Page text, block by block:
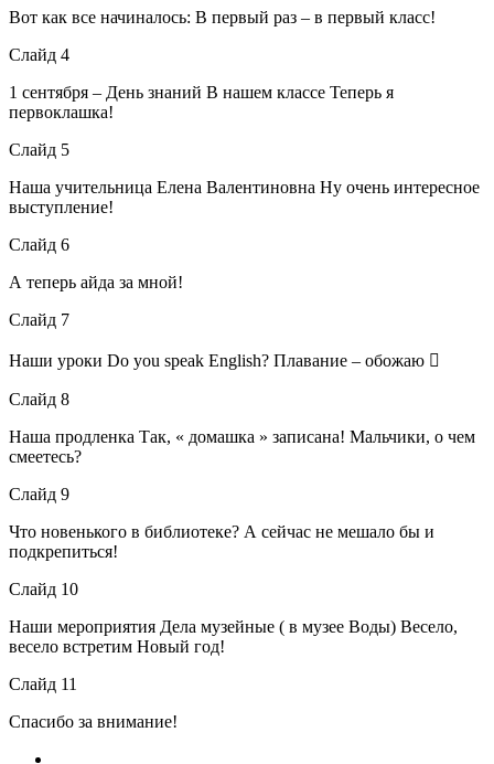
Вот как все начиналось: В первый раз – в первый класс!
Слайд 4
1 сентября – День знаний В нашем классе Теперь я
первоклашка!
Слайд 5
Наша учительница Елена Валентиновна Ну очень интересное
выступление!
Слайд 6
А теперь айда за мной!
Слайд 7
Наши уроки Do you speak English? Плавание – обожаю 
Слайд 8
Наша продленка Так, « домашка » записана! Мальчики, о чем
смеетесь?
Слайд 9
Что новенького в библиотеке? А сейчас не мешало бы и
подкрепиться!
Слайд 10
Наши мероприятия Дела музейные ( в музее Воды) Весело,
весело встретим Новый год!
Слайд 11
Спасибо за внимание!